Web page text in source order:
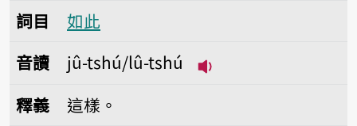
詞目
如此
音讀
jû-tshú/lû-tshú
釋義
這樣。